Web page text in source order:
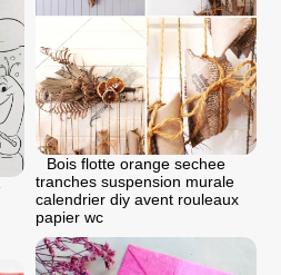
Bois flotte orange sechee
tranches suspension murale
calendrier diy avent rouleaux
papier wc